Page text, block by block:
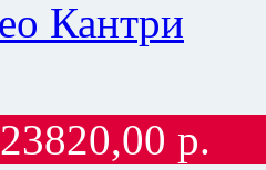
23820,00 р.